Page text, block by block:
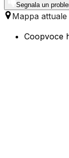
Segnala un
Mappa attuale
Coopvoce